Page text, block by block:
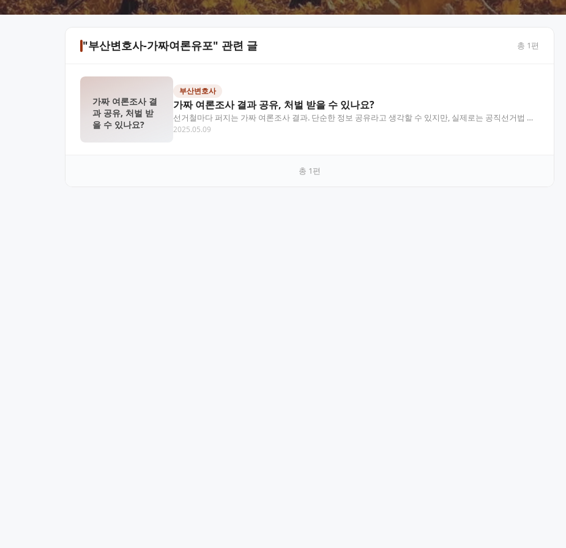
"부산변호사-가짜여론유포" 관련 글 총 1편
가짜 여론조사 결
과 공유, 처벌 받
을 수 있나요?
부산변호사
가짜 여론조사 결과 공유, 처벌 받을 수 있나요?
선거철마다 퍼지는 가짜 여론조사 결과. 단순한 정보 공유라고 생각할 수 있지만, 실제로는 공직선거법 위
반으로 처벌받을 수 있습니다. 이 글에서는 관련 처벌 규정과 실제 사례를 통해…
2025.05.09
총 1편